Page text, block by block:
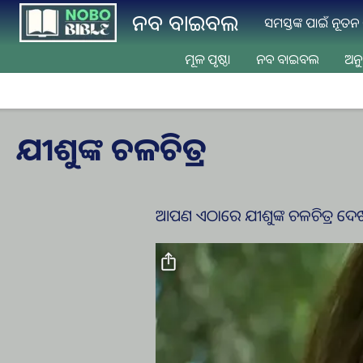
Skip to main contentନବ ବାଇବଲ ସମସ୍ତଙ୍କ ପାଇଁ
ମୂଳ ପୃଷ୍ଠା ନବ ବାଇବଲ
ଯୀଶୁଙ୍କ ଚଳଚିତ୍ର
ଆପଣ ଏଠାରେ ଯୀଶୁଙ୍କ ଚଳଚିତ୍ର